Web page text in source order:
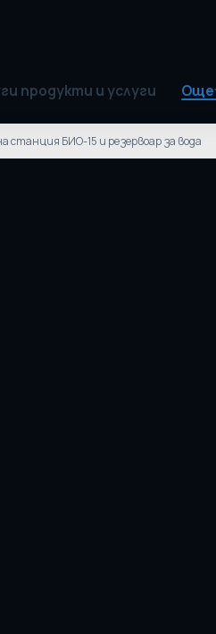
продукти и услуги Още
станция БИО-15 и резервоар за вода